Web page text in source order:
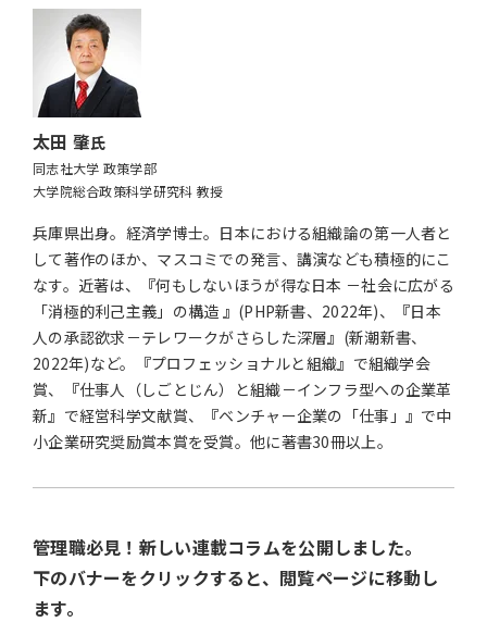
太田 肇氏
同志社大学 政策学部
大学院総合政策科学研究科 教授
兵庫県出身。経済学博士。日本における組織論の第一人者と
して著作のほか、マスコミでの発言、講演なども積極的にこ
なす。近著は、『何もしないほうが得な日本 －社会に広がる
「消極的利己主義」の構造 』(PHP新書、2022年)、『日本
人の承認欲求－テレワークがさらした深層』(新潮新書、
2022年)など。『プロフェッショナルと組織』で組織学会
賞、『仕事人（しごとじん）と組織－インフラ型への企業革
新』で経営科学文献賞、『ベンチャー企業の「仕事」』で中
小企業研究奨励賞本賞を受賞。他に著書30冊以上。
管理職必見！新しい連載コラムを公開しました。
下のバナーをクリックすると、閲覧ページに移動し
ます。